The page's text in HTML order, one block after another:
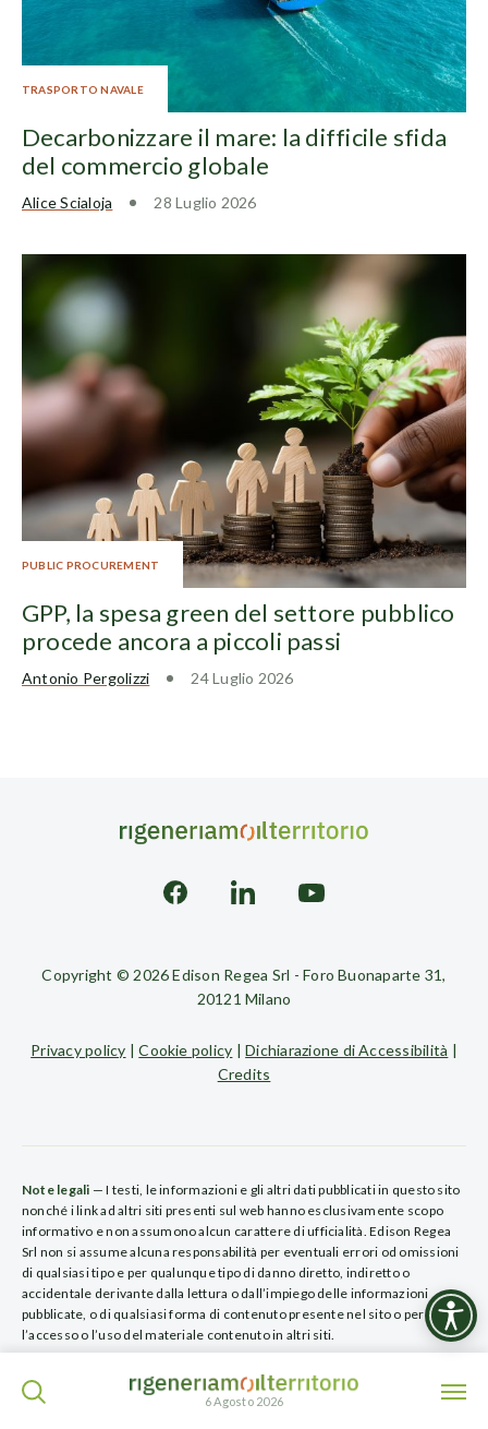
TRASPORTO NAVALE
Decarbonizzare il mare: la difficile sfida
del commercio globale
Alice Scialoja 28 Luglio 2026
PUBLIC PROCUREMENT
GPP, la spesa green del settore pubblico
procede ancora a piccoli passi
Antonio Pergolizzi 24 Luglio 2026
Copyright © 2026 Edison Regea Srl - Foro Buonaparte 31,
20121 Milano
Privacy policy |Cookie policy |Dichiarazione di Accessibilità |
Credits
Note legali — I testi, le informazioni e gli altri dati pubblicati in questo sito
nonché i link ad altri siti presenti sul web hanno esclusivamente scopo
informativo e non assumono alcun carattere di ufficialità. Edison Regea
Srl non si assume alcuna responsabilità per eventuali errori od omissioni
di qualsiasi tipo e per qualunque tipo di danno diretto, indiretto o
accidentale derivante dalla lettura o dall’impiego delle informazioni
pubblicate, o di qualsiasi forma di contenuto presente nel sito o per
l’accesso o l’uso del materiale contenuto in altri siti.
6 Agosto 2026
ISCRIVITI ALLA NEWSLETTER